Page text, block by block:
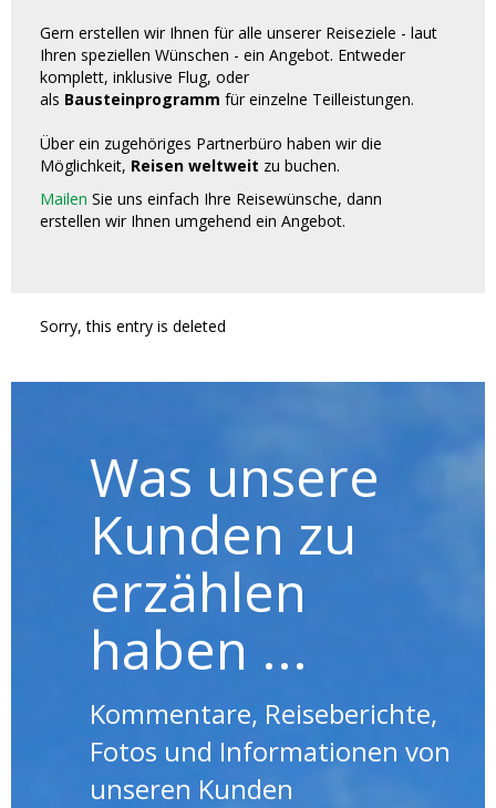
Gern erstellen wir Ihnen für alle unserer Reiseziele - laut
Ihren speziellen Wünschen - ein Angebot. Entweder
komplett, inklusive Flug, oder
als Bausteinprogramm für einzelne Teilleistungen.
Über ein zugehöriges Partnerbüro haben wir die
Möglichkeit, Reisen weltweit zu buchen.
Mailen Sie uns einfach Ihre Reisewünsche, dann
erstellen wir Ihnen umgehend ein Angebot.
Sorry, this entry is deleted
Was unsere
Kunden zu
erzählen
haben ...
Kommentare, Reiseberichte,
Fotos und Informationen von
unseren Kunden